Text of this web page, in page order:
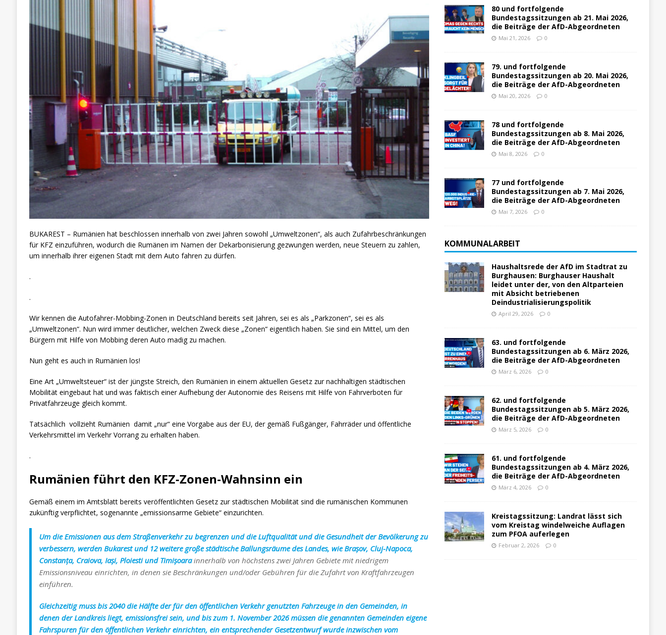
BUKAREST – Rumänien hat beschlossen innerhalb von zwei Jahren sowohl „Umweltzonen“, als auch Zufahrbeschränkungen
für KFZ einzuführen, wodurch die Rumänen im Namen der Dekarbonisierung gezwungen werden, neue Steuern zu zahlen,
um innerhalb ihrer eigenen Stadt mit dem Auto fahren zu dürfen.
.
.
Wir kennen die Autofahrer-Mobbing-Zonen in Deutschland bereits seit Jahren, sei es als „Parkzonen“, sei es als
„Umweltzonen“. Nun wird immer deutlicher, welchen Zweck diese „Zonen“ eigentlich haben. Sie sind ein Mittel, um den
Bürgern mit Hilfe von Mobbing deren Auto madig zu machen.
Nun geht es auch in Rumänien los!
Eine Art „Umweltsteuer“ ist der jüngste Streich, den Rumänien in einem aktuellen Gesetz zur nachhaltigen städtischen
Mobilität eingebaut hat und was faktisch einer Aufhebung der Autonomie des Reisens mit Hilfe von Fahrverboten für
Privatfahrzeuge gleich kommt.
Tatsächlich vollzieht Rumänien damit „nur“ eine Vorgabe aus der EU, der gemäß Fußgänger, Fahrräder und öffentliche
Verkehrsmittel im Verkehr Vorrang zu erhalten haben.
.
Rumänien führt den KFZ-Zonen-Wahnsinn ein
Gemäß einem im Amtsblatt bereits veröffentlichten Gesetz zur städtischen Mobilität sind die rumänischen Kommunen
zukünftig verpflichtet, sogenannte „emissionsarme Gebiete“ einzurichten.
Um die Emissionen aus dem Straßenverkehr zu begrenzen und die Luftqualität und die Gesundheit der Bevölkerung zu
verbessern, werden Bukarest und 12 weitere große städtische Ballungsräume des Landes, wie Brașov, Cluj-Napoca,
Constanța, Craiova, Iași, Ploiesti und Timișoarainnerhalb von höchstens zwei Jahren Gebiete mit niedrigem
Emissionsniveau einrichten, in denen sie Beschränkungen und/oder Gebühren für die Zufahrt von Kraftfahrzeugen
einführen.
Gleichzeitig muss bis 2040 die Hälfte der für den öffentlichen Verkehr genutzten Fahrzeuge in den Gemeinden, in
denen der Landkreis liegt, emissionsfrei sein, und bis zum 1. November 2026 müssen die genannten Gemeinden eigene
Fahrspuren für den öffentlichen Verkehr einrichten, ein entsprechender Gesetzentwurf wurde inzwischen vom
80 und fortfolgende
Bundestagssitzungen ab 21. Mai 2026,
die Beiträge der AfD-Abgeordneten
Mai 21, 2026 0
79. und fortfolgende
Bundestagssitzungen ab 20. Mai 2026,
die Beiträge der AfD-Abgeordneten
Mai 20, 2026 0
78 und fortfolgende
Bundestagssitzungen ab 8. Mai 2026,
die Beiträge der AfD-Abgeordneten
Mai 8, 2026 0
77 und fortfolgende
Bundestagssitzungen ab 7. Mai 2026,
die Beiträge der AfD-Abgeordneten
Mai 7, 2026 0
KOMMUNALARBEIT
Haushaltsrede der AfD im Stadtrat zu
Burghausen: Burghauser Haushalt
leidet unter der, von den Altparteien
mit Absicht betriebenen
Deindustrialisierungspolitik
April 29, 2026 0
63. und fortfolgende
Bundestagssitzungen ab 6. März 2026,
die Beiträge der AfD-Abgeordneten
März 6, 2026 0
62. und fortfolgende
Bundestagssitzungen ab 5. März 2026,
die Beiträge der AfD-Abgeordneten
März 5, 2026 0
61. und fortfolgende
Bundestagssitzungen ab 4. März 2026,
die Beiträge der AfD-Abgeordneten
März 4, 2026 0
Kreistagssitzung: Landrat lässt sich
vom Kreistag windelweiche Auflagen
zum PFOA auferlegen
Februar 2, 2026 0